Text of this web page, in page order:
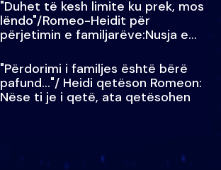
"Duhet të kesh limite ku prek, mos
lëndo"/Romeo-Heidit për
përjetimin e familjarëve:Nusja e
"Përdorimi i familjes është bërë
pafund…"/ Heidi qetëson Romeon:
Nëse ti je i qetë, ata qetësohen